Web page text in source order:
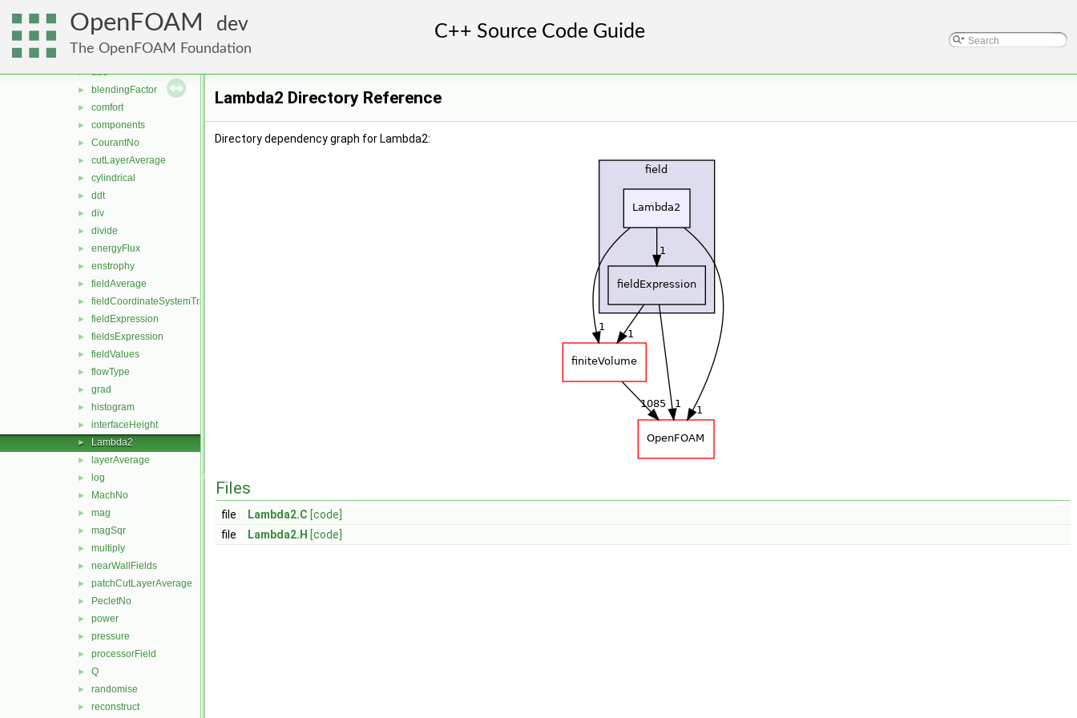
OpenFOAM dev
The OpenFOAM Foundation
finiteVolume
functionObjects
field
► add
► blendingFactor
► comfort
► components
► CourantNo
► cutLayerAverage
► cylindrical
► ddt
► div
► divide
► energyFlux
► enstrophy
► fieldAverage
► fieldCoordinateSystemTransform
► fieldExpression
► fieldsExpression
► fieldValues
► flowType
► grad
► histogram
► interfaceHeight
► Lambda2
► layerAverage
► log
► MachNo
► mag
► magSqr
► multiply
► nearWallFields
► patchCutLayerAverage
► PecletNo
► power
► pressure
► processorField
► Q
► randomise
► reconstruct
Lambda2 Directory Reference
Directory dependency graph for Lambda2:
Files
file Lambda2.C [code]
file
Lambda2.H [code]